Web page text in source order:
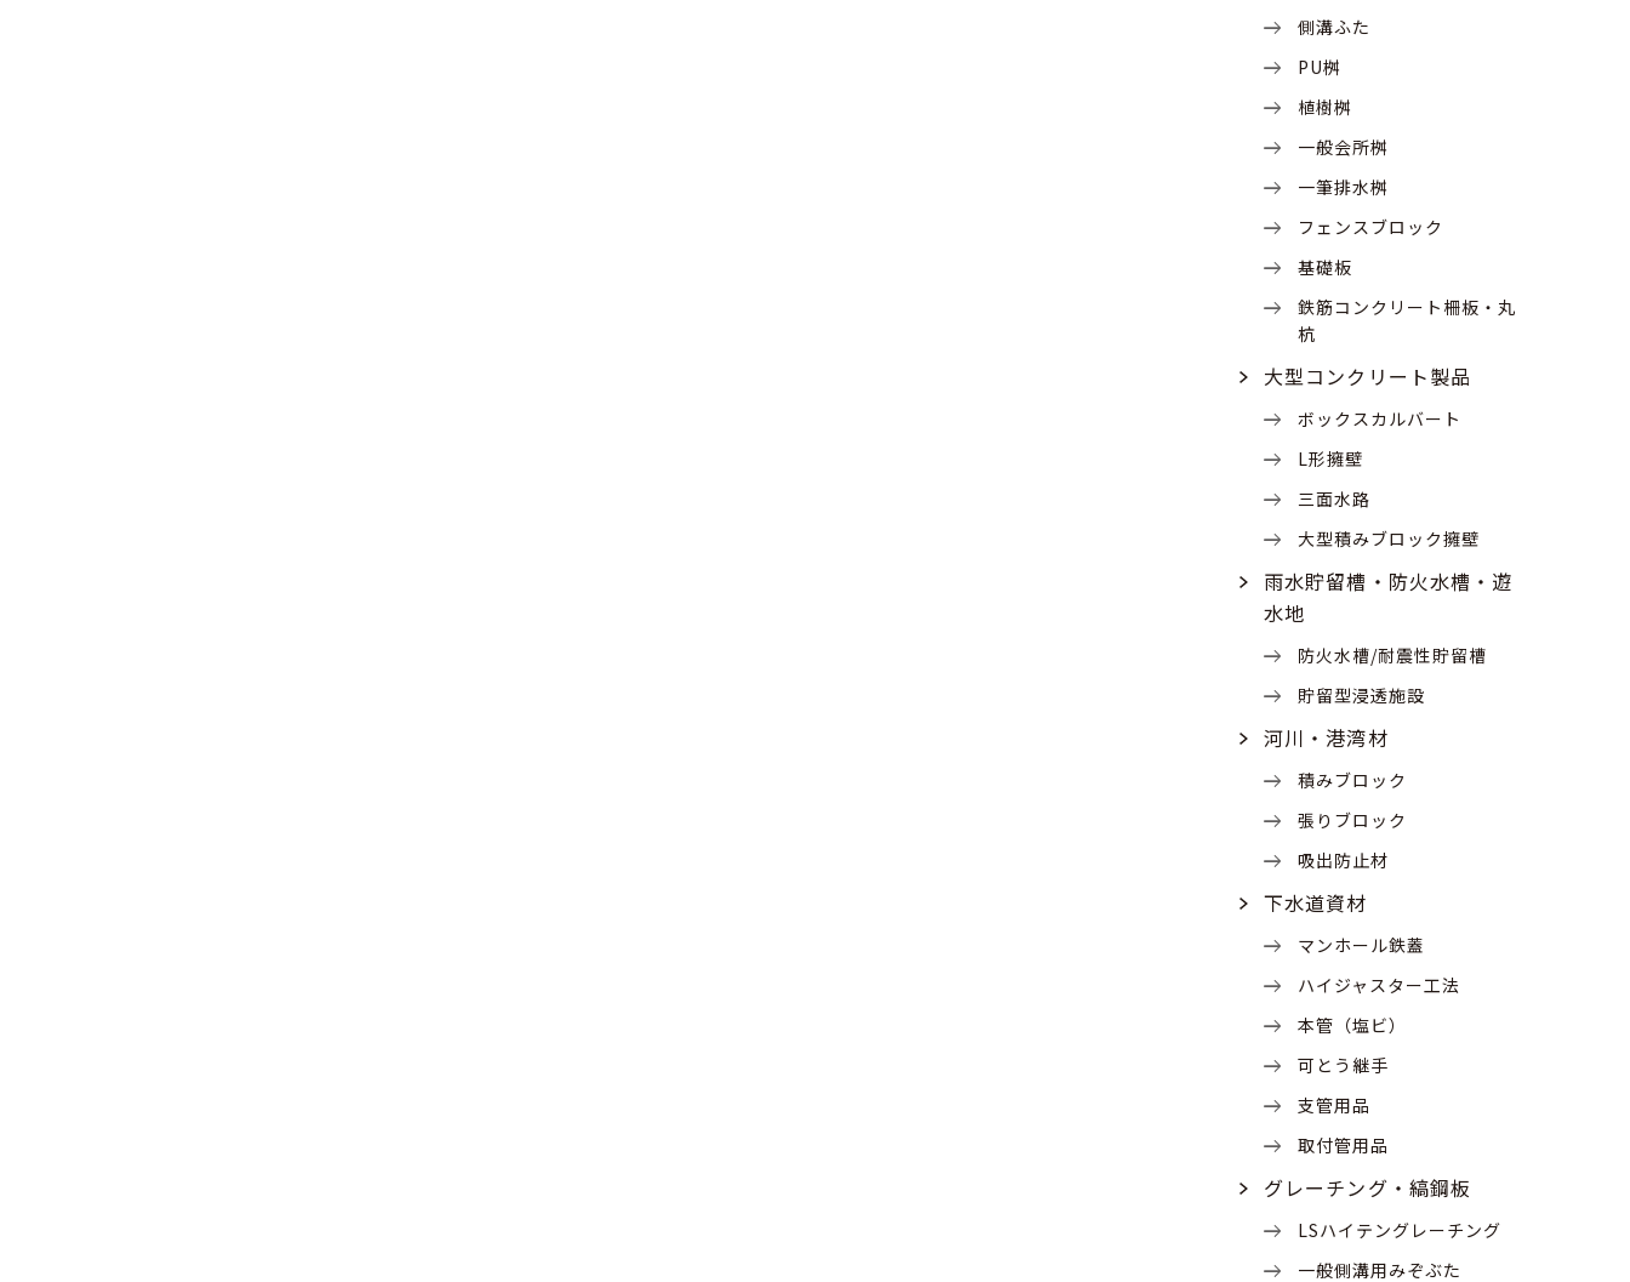
側溝ふた
PU桝
植樹桝
一般会所桝
一筆排水桝
フェンスブロック
基礎板
鉄筋コンクリート柵板・丸
杭
大型コンクリート製品
ボックスカルバート
L形擁壁
三面水路
大型積みブロック擁壁
雨水貯留槽・防火水槽・遊
水地
防火水槽/耐震性貯留槽
貯留型浸透施設
河川・港湾材
積みブロック
張りブロック
吸出防止材
下水道資材
マンホール鉄蓋
ハイジャスター工法
本管（塩ビ）
可とう継手
支管用品
取付管用品
グレーチング・縞鋼板
LSハイテングレーチング
一般側溝用みぞぶた